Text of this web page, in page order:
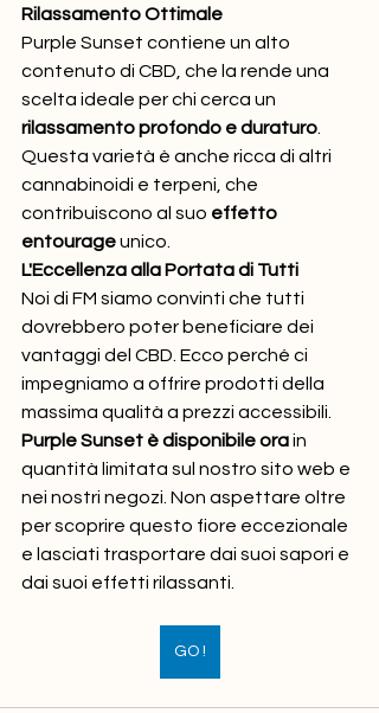
Rilassamento Ottimale
Purple Sunset contiene un alto
contenuto di CBD, che la rende una
scelta ideale per chi cerca un
rilassamento profondo e duraturo
Questa varietà è anche ricca di altri
cannabinoidi e terpeni, che
contribuiscono al suo effetto
entourage unico.
L'Eccellenza alla Portata di Tutti
Noi di FM siamo convinti che tutti
dovrebbero poter beneficiare dei
vantaggi del CBD. Ecco perché ci
impegniamo a offrire prodotti della
massima qualità a prezzi accessibili.
Purple Sunset è disponibile ora in
quantità limitata sul nostro sito web e
nei nostri negozi. Non aspettare oltre
per scoprire questo fiore eccezionale
e lasciati trasportare dai suoi sapori e
dai suoi effetti rilassanti.
GO !